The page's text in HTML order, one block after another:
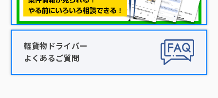
軽貨物ドライバー
よくあるご質問